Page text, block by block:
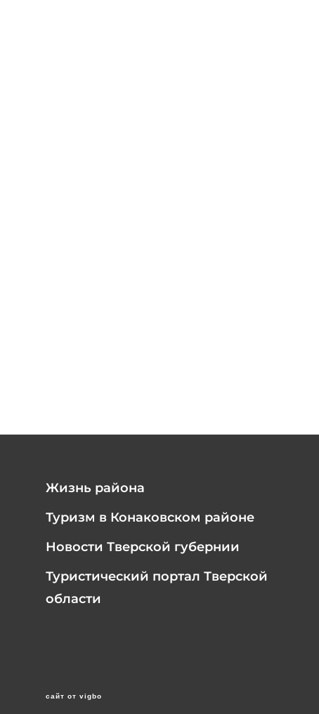
Жизнь района
Туризм в Конаковском районе
Новости Тверской губернии
Туристический портал Тверской
области
сайт от vigbo